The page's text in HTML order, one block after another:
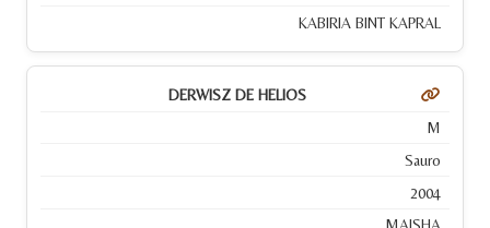
KABIRIA BINT KAPRAL
DERWISZ DE HELIOS
M
Sauro
2004